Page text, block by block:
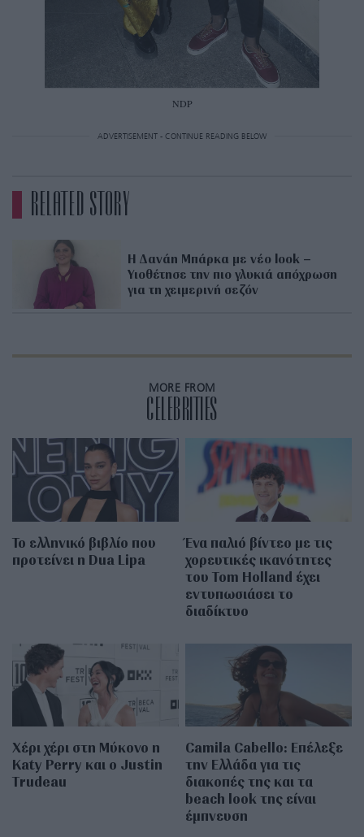
NDP
ADVERTISEMENT - CONTINUE READING BELOW
RELATED STORY
Η Δανάη Μπάρκα με νέο look –
Υιοθέτησε την πιο γλυκιά απόχρωση
για τη χειμερινή σεζόν
MORE FROM
CELEBRITIES
Το ελληνικό βιβλίο που
προτείνει η Dua Lipa
Ένα παλιό βίντεο με τις
χορευτικές ικανότητες
του Tom Holland έχει
εντυπωσιάσει το
διαδίκτυο
Χέρι χέρι στη Μύκονο η
Katy Perry και ο Justin
Trudeau
Camila Cabello: Επέλεξε
την Ελλάδα για τις
διακοπές της και τα
beach look της είναι
έμπνευση